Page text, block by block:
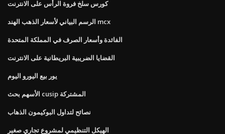
كورس سلخ فروة الرأس على الانترنت
الرسم البياني لأسعار الذهب الهند mcx
الفائدة وأسعار الصرف في المملكة المتحدة
القضايا الضريبية البريطانية على الانترنت
يور بيع اليورو اليوم
الأسهم بحث cusip المشتركة
نصائح لتداول البوكيمون الذهاب
الهيكل التنظيمي لمشروع تجاري صغير